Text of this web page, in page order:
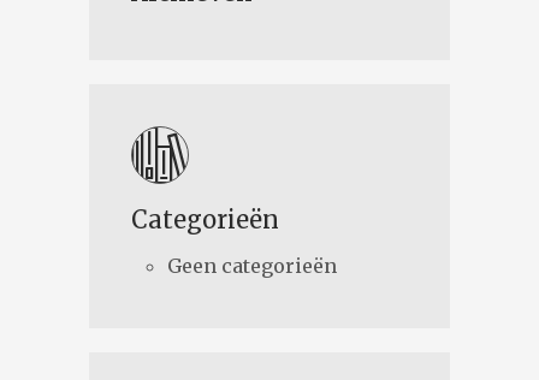
Categorieën
Geen categorieën